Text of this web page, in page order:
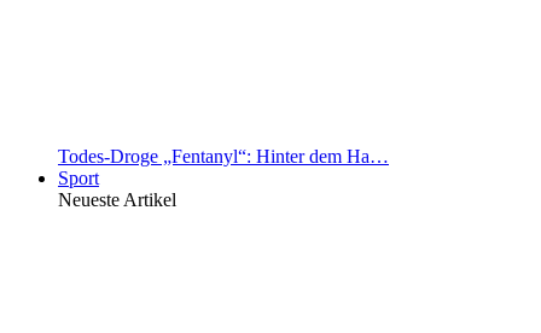
Todes-Droge „Fentanyl“: Hinter dem Ha…
Sport
Neueste Artikel